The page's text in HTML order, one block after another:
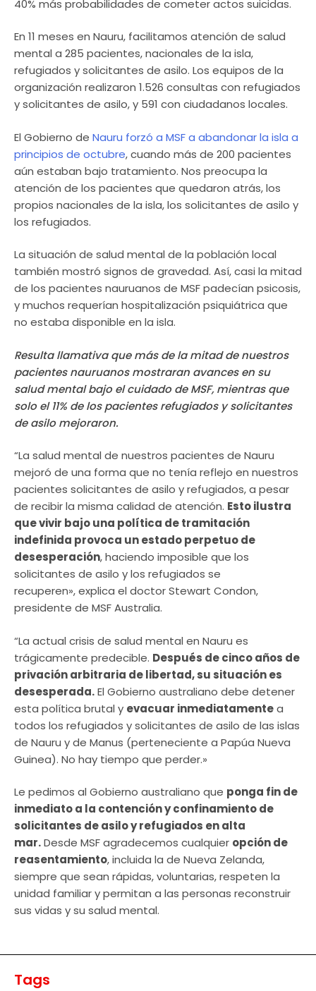
40% más probabilidades de cometer actos suicidas.
En 11 meses en Nauru, facilitamos atención de salud
mental a 285 pacientes, nacionales de la isla,
refugiados y solicitantes de asilo. Los equipos de la
organización realizaron 1.526 consultas con refugiados
y solicitantes de asilo, y 591 con ciudadanos locales.
El Gobierno de Nauru forzó a MSF a abandonar la isla a
principios de octubre, cuando más de 200 pacientes
aún estaban bajo tratamiento. Nos preocupa la
atención de los pacientes que quedaron atrás, los
propios nacionales de la isla, los solicitantes de asilo y
los refugiados.
La situación de salud mental de la población local
también mostró signos de gravedad. Así, casi la mitad
de los pacientes nauruanos de MSF padecían psicosis,
y muchos requerían hospitalización psiquiátrica que
no estaba disponible en la isla.
Resulta llamativa que más de la mitad de nuestros
pacientes nauruanos mostraran avances en su
salud mental bajo el cuidado de MSF, mientras que
solo el 11% de los pacientes refugiados y solicitantes
de asilo mejoraron.
“La salud mental de nuestros pacientes de Nauru
mejoró de una forma que no tenía reflejo en nuestros
pacientes solicitantes de asilo y refugiados, a pesar
de recibir la misma calidad de atención. Esto ilustra
que vivir bajo una política de tramitación
indefinida provoca un estado perpetuo de
desesperación, haciendo imposible que los
solicitantes de asilo y los refugiados se
recuperen», explica el doctor Stewart Condon,
presidente de MSF Australia.
“La actual crisis de salud mental en Nauru es
trágicamente predecible. Después de cinco años de
privación arbitraria de libertad, su situación es
desesperada.El Gobierno australiano debe detener
esta política brutal y evacuar inmediatamentea
todos los refugiados y solicitantes de asilo de las islas
de Nauru y de Manus (perteneciente a Papúa Nueva
Guinea). No hay tiempo que perder.»
Le pedimos al Gobierno australiano que ponga fin de
inmediato a la contención y confinamiento de
solicitantes de asilo y refugiados en alta
mar.Desde MSF agradecemos cualquier opción de
reasentamiento, incluida la de Nueva Zelanda,
siempre que sean rápidas, voluntarias, respeten la
unidad familiar y permitan a las personas reconstruir
sus vidas y su salud mental.
Tags